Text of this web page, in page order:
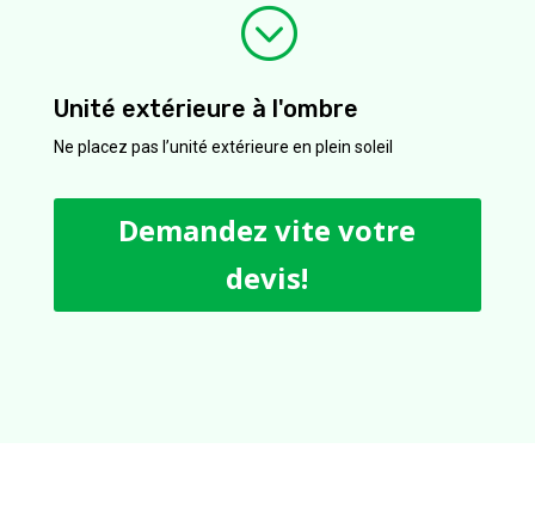
;
Unité extérieure à l'ombre
Ne placez pas l’unité extérieure en plein soleil
Demandez vite votre
devis!